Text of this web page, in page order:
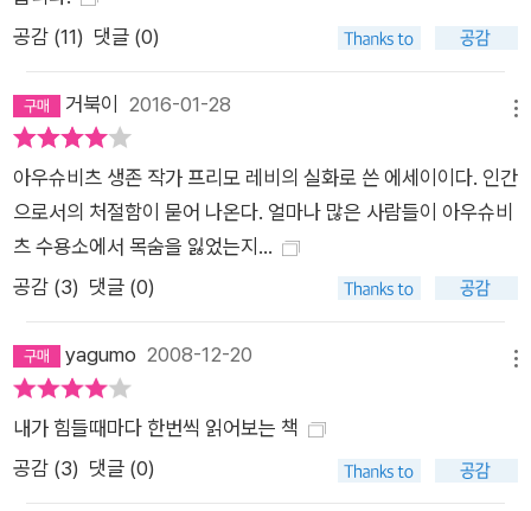
공감 (11) 댓글 (0)
거북이 2016-01-28
아우슈비츠 생존 작가 프리모 레비의 실화로 쓴 에세이이다. 인간
으로서의 처절함이 묻어 나온다. 얼마나 많은 사람들이 아우슈비
츠 수용소에서 목숨을 잃었는지...
공감 (3) 댓글 (0)
yagumo 2008-12-20
내가 힘들때마다 한번씩 읽어보는 책
공감 (3) 댓글 (0)